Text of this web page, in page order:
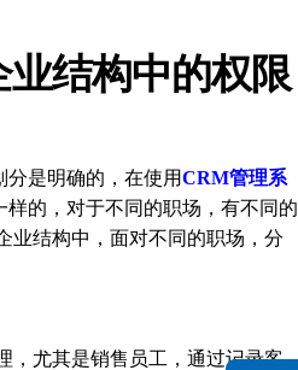
结构中的权限
是明确的，在使用CRM管理系
的，对于不同的职场，有不同的
业结构中，面对不同的职场，分
尤其是销售员工，通过记录客